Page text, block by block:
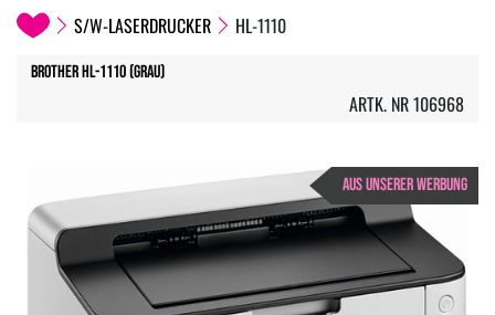
S/W-LASERDRUCKER HL-1110
Brother HL-1110 (Grau)
ARTK. NR 106968
AUS UNSERER WERBUNG